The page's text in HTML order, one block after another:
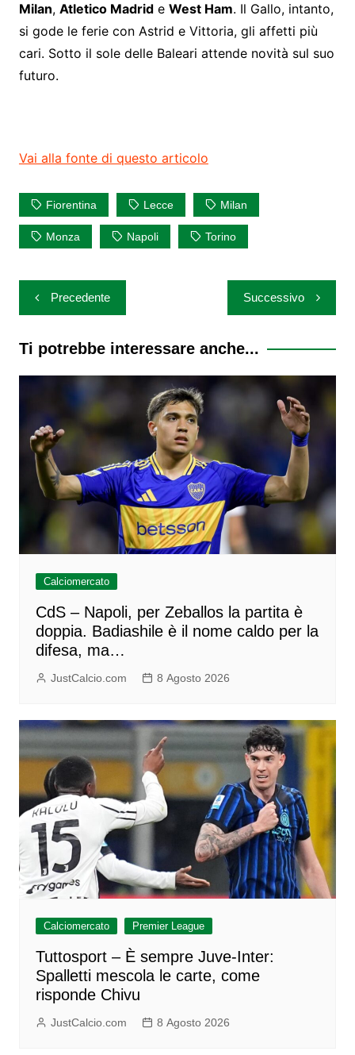
Milan, Atletico Madride West Ham. Il Gallo, intanto,
si gode le ferie con Astrid e Vittoria, gli affetti più
cari. Sotto il sole delle Baleari attende novità sul suo
futuro.
Vai alla fonte di questo articolo
Fiorentina Lecce Milan
Monza Napoli Torino
Navigazione
articoli
Precedente Successivo
Ti potrebbe interessare anche...
Calciomercato
CdS – Napoli, per Zeballos la partita è
doppia. Badiashile è il nome caldo per la
difesa, ma…
JustCalcio.com 8 Agosto 2026
Calciomercato Premier League
Tuttosport – È sempre Juve-Inter:
Spalletti mescola le carte, come
risponde Chivu
JustCalcio.com 8 Agosto 2026